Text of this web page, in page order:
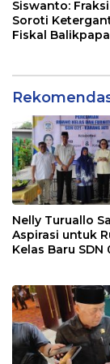
Siswanto:
Soroti
Fiskal
Nelly Turuallo
Aspirasi untuk
Kelas Baru SDN